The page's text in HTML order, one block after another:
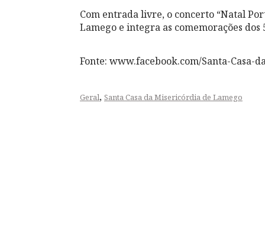
Com entrada livre, o concerto “Natal
Lamego e integra as comemorações
Fonte: www.facebook.com/Santa-Casa-
Geral, Santa Casa da Misericórdia de Lamego